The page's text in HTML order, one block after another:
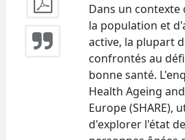
Dans un contexte
la population et
active, la plupart
confrontés au
bonne santé.
Health Ageing
Europe (SHARE),
d'explorer l'état